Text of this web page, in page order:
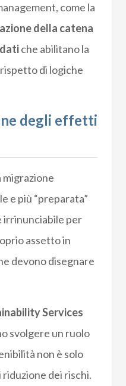
come la
della catena
datiche abilitano la
di logiche
degli effetti
migrazione
e più “preparata”
irrinunciabile per
assetto in
devono disegnare
Services
svolgere un ruolo
non è solo
dei rischi.